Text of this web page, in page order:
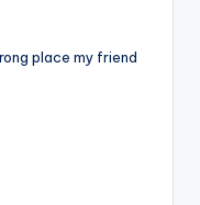
place my friend